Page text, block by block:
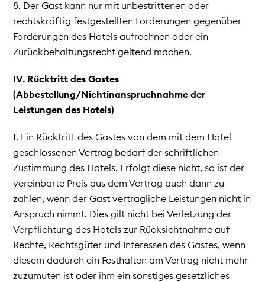
8. Der Gast kann nur mit unbestrittenen oder
rechtskräftig festgestellten Forderungen gegenüber
Forderungen des Hotels aufrechnen oder ein
Zurückbehaltungsrecht geltend machen.
IV. Rücktritt des Gastes
(Abbestellung/Nichtinanspruchnahme der
Leistungen des Hotels)
1. Ein Rücktritt des Gastes von dem mit dem Hotel
geschlossenen Vertrag bedarf der schriftlichen
Zustimmung des Hotels. Erfolgt diese nicht, so ist der
vereinbarte Preis aus dem Vertrag auch dann zu
zahlen, wenn der Gast vertragliche Leistungen nicht in
Anspruch nimmt. Dies gilt nicht bei Verletzung der
Verpflichtung des Hotels zur Rücksichtnahme auf
Rechte, Rechtsgüter und Interessen des Gastes, wenn
diesem dadurch ein Festhalten am Vertrag nicht mehr
zuzumuten ist oder ihm ein sonstiges gesetzliches